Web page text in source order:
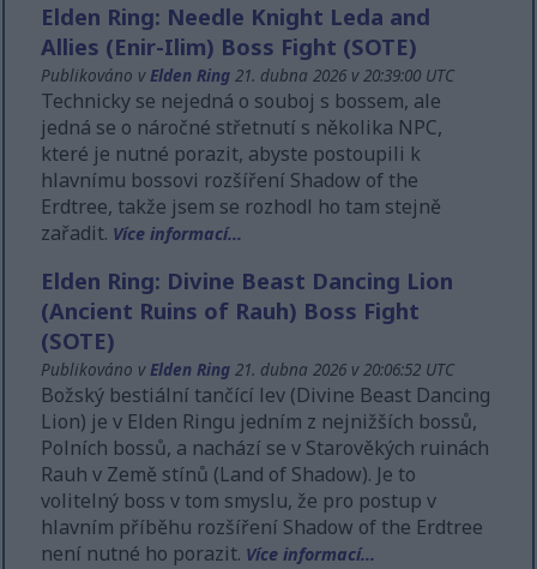
Elden Ring: Needle Knight Leda and
Allies (Enir-Ilim) Boss Fight (SOTE)
Publikováno vElden Ring 21. dubna 2026 v 20:39:00 UTC
Technicky se nejedná o souboj s bossem, ale
jedná se o náročné střetnutí s několika NPC,
které je nutné porazit, abyste postoupili k
hlavnímu bossovi rozšíření Shadow of the
Erdtree, takže jsem se rozhodl ho tam stejně
zařadit. Více informací...
Elden Ring: Divine Beast Dancing Lion
(Ancient Ruins of Rauh) Boss Fight
(SOTE)
Publikováno vElden Ring 21. dubna 2026 v 20:06:52 UTC
Božský bestiální tančící lev (Divine Beast Dancing
Lion) je v Elden Ringu jedním z nejnižších bossů,
Polních bossů, a nachází se v Starověkých ruinách
Rauh v Země stínů (Land of Shadow). Je to
volitelný boss v tom smyslu, že pro postup v
hlavním příběhu rozšíření Shadow of the Erdtree
není nutné ho porazit. Více informací...